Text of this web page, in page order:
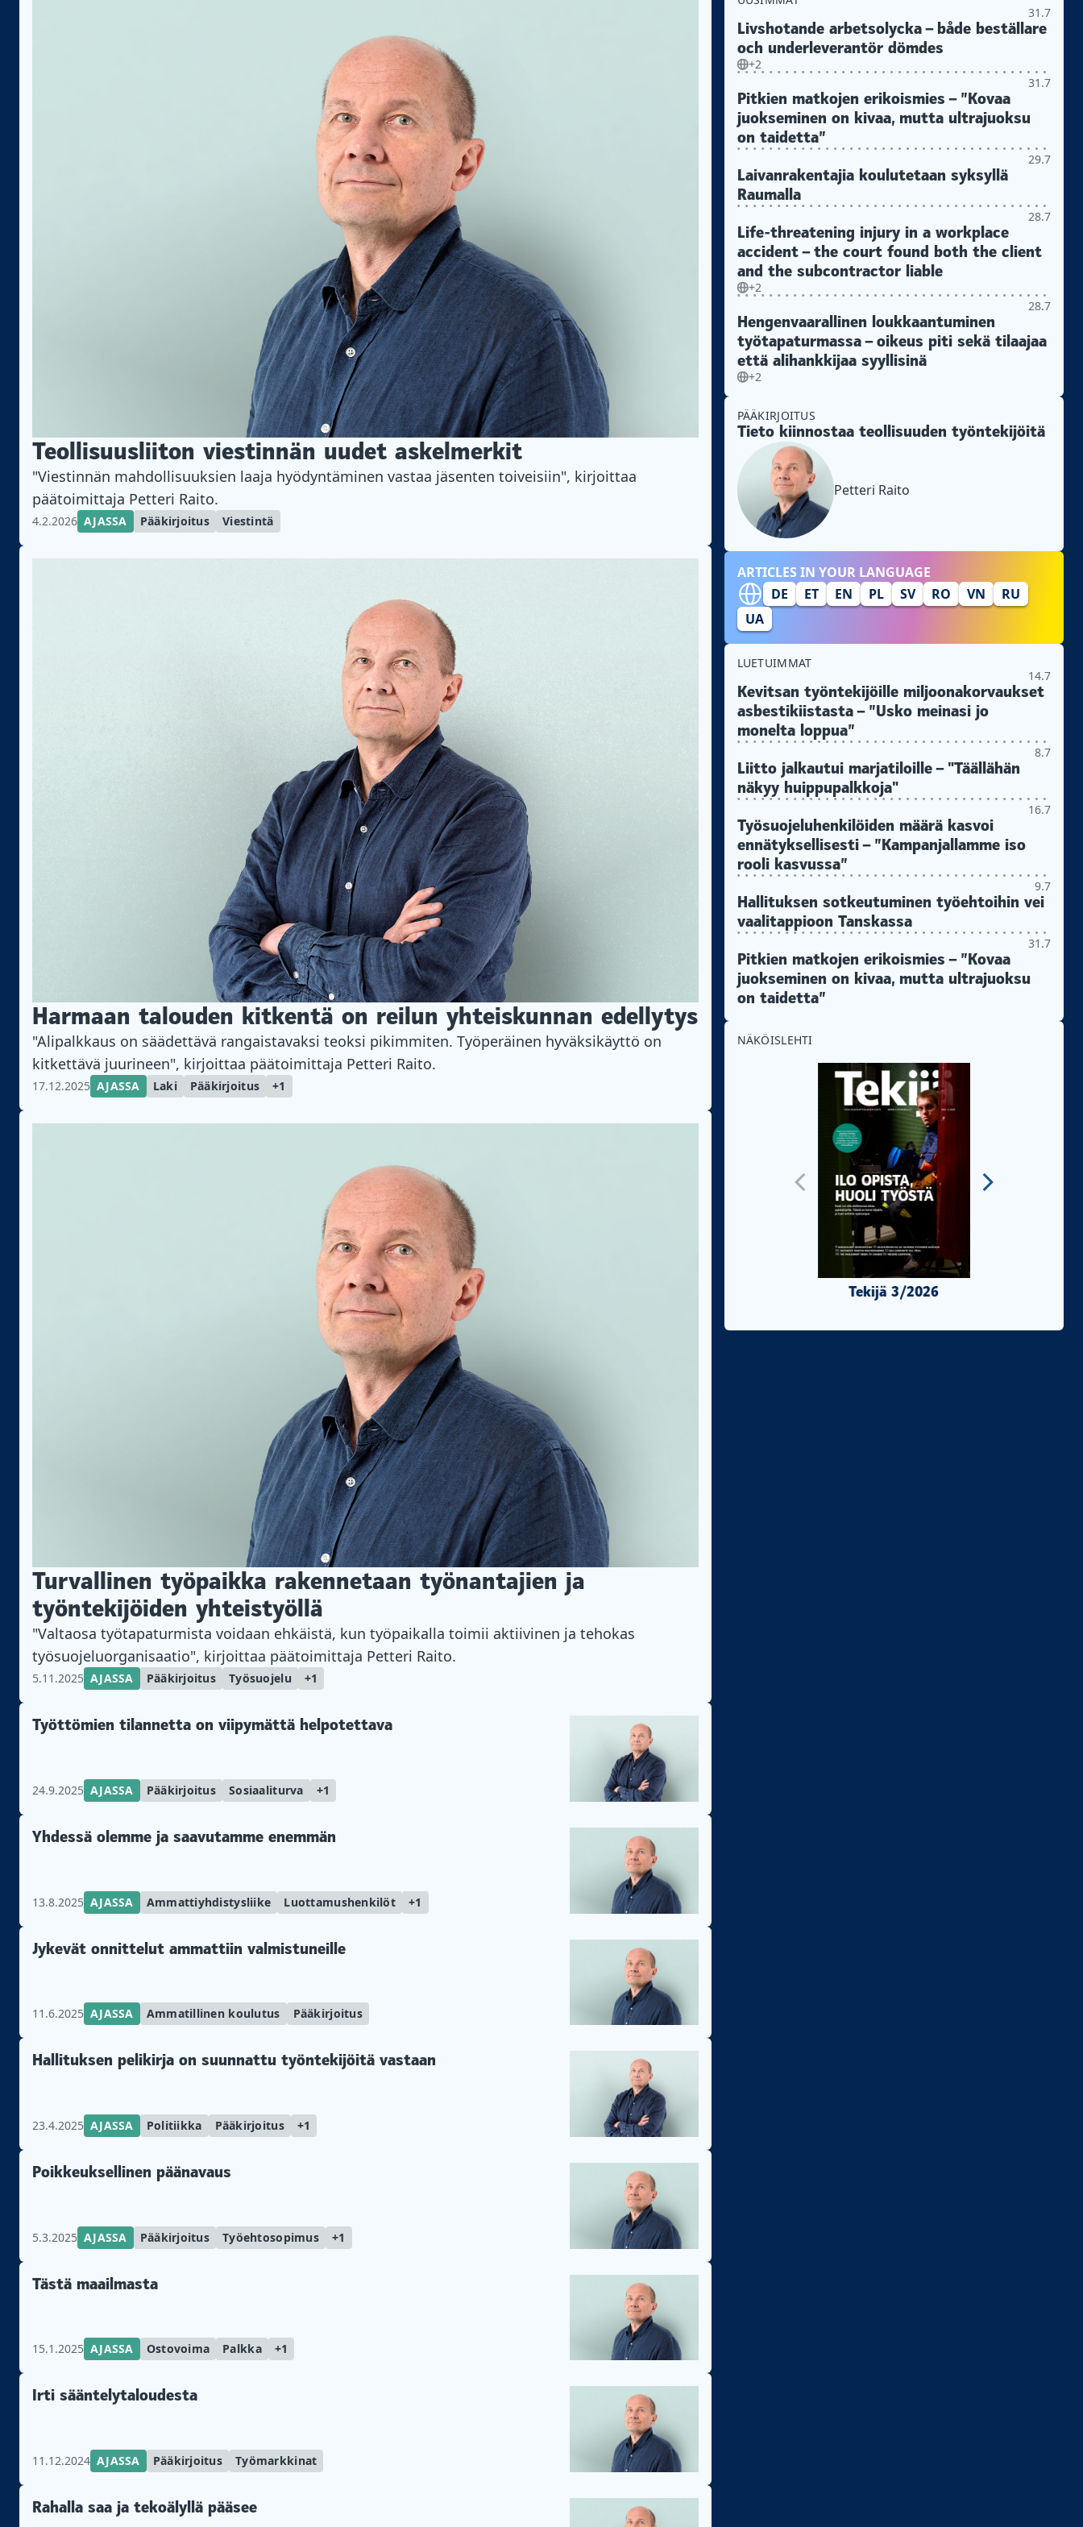
Teollisuusliiton viestinnän uudet askelmerkit
"Viestinnän mahdollisuuksien laaja hyödyntäminen vastaa jäsenten toiveisiin", kirjoittaa
päätoimittaja Petteri Raito.
4.2.2026 AJASSA Pääkirjoitus Viestintä
Harmaan talouden kitkentä on reilun yhteiskunnan edellytys
"Alipalkkaus on säädettävä rangaistavaksi teoksi pikimmiten. Työperäinen hyväksikäyttö on
kitkettävä juurineen", kirjoittaa päätoimittaja Petteri Raito.
17.12.2025 AJASSA Laki Pääkirjoitus +1
Turvallinen työpaikka rakennetaan työnantajien ja
työntekijöiden yhteistyöllä
"Valtaosa työtapaturmista voidaan ehkäistä, kun työpaikalla toimii aktiivinen ja tehokas
työsuojeluorganisaatio", kirjoittaa päätoimittaja Petteri Raito.
5.11.2025 AJASSA Pääkirjoitus Työsuojelu +1
Työttömien tilannetta on viipymättä helpotettava
24.9.2025 AJASSA Pääkirjoitus Sosiaaliturva +1
Yhdessä olemme ja saavutamme enemmän
13.8.2025 AJASSA Ammattiyhdistysliike Luottamushenkilöt +1
Jykevät onnittelut ammattiin valmistuneille
11.6.2025 AJASSA Ammatillinen koulutus Pääkirjoitus
Hallituksen pelikirja on suunnattu työntekijöitä vastaan
23.4.2025 AJASSA Politiikka Pääkirjoitus +1
Poikkeuksellinen päänavaus
5.3.2025 AJASSA Pääkirjoitus Työehtosopimus +1
Tästä maailmasta
15.1.2025 AJASSA Ostovoima Palkka +1
Irti sääntelytaloudesta
11.12.2024 AJASSA Pääkirjoitus Työmarkkinat
Rahalla saa ja tekoälyllä pääsee
31.7
Livshotande arbetsolycka – både beställare
och underleverantör dömdes
+2
31.7
Pitkien matkojen erikoismies – ”Kovaa
juokseminen on kivaa, mutta ultrajuoksu
on taidetta”
29.7
Laivanrakentajia koulutetaan syksyllä
Raumalla
28.7
Life-threatening injury in a workplace
accident – the court found both the client
and the subcontractor liable
+2
28.7
Hengenvaarallinen loukkaantuminen
työtapaturmassa – oikeus piti sekä tilaajaa
että alihankkijaa syyllisinä
+2
PÄÄKIRJOITUS
Tieto kiinnostaa teollisuuden työntekijöitä
Petteri Raito
ARTICLES IN YOUR LANGUAGE
DE
ET EN PL SV RO VN
RU
UA
LUETUIMMAT
14.7
Kevitsan työntekijöille miljoonakorvaukset
asbestikiistasta – ”Usko meinasi jo
monelta loppua”
8.7
Liitto jalkautui marjatiloille – "Täällähän
näkyy huippupalkkoja"
16.7
Työsuojeluhenkilöiden määrä kasvoi
ennätyksellisesti – ”Kampanjallamme iso
rooli kasvussa”
9.7
Hallituksen sotkeutuminen työehtoihin vei
vaalitappioon Tanskassa
31.7
Pitkien matkojen erikoismies – ”Kovaa
juokseminen on kivaa, mutta ultrajuoksu
on taidetta”
NÄKÖISLEHTI
Tekijä 3/2026